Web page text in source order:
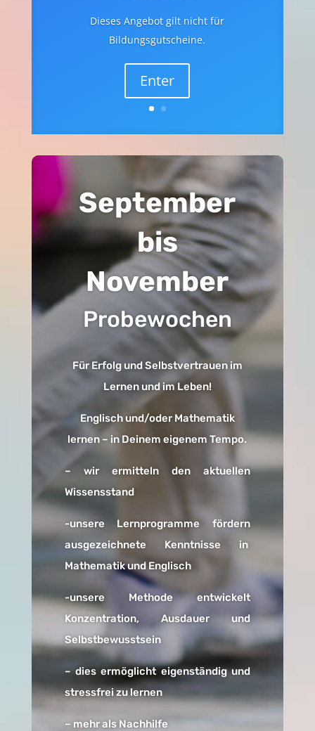
Dieses Angebot gilt nicht für
Bildungsgutscheine.
Enter
September
bis
November
Probewochen
Für Erfolg und Selbstvertrauen im
Lernen und im Leben!
Englisch und/oder Mathematik
lernen – in Deinem eigenem Tempo.
– wir ermitteln den aktuellen
Wissensstand
-unsere Lernprogramme fördern
ausgezeichnete Kenntnisse in
Mathematik und Englisch
-unsere Methode entwickelt
Konzentration, Ausdauer und
Selbstbewusstsein
– dies ermöglicht eigenständig und
stressfrei zu lernen
– mehr als Nachhilfe